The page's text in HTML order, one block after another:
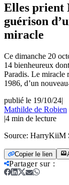
Elles prient
guérison
miracle
Ce dimanche 20
14 bienheureux
Paradis. Le miracle
1986, d’un
publié le 19/10/24|
Mathilde de Robien
|4 min de lecture
Source: HarryKiiM
Copier le lien
Partager sur: